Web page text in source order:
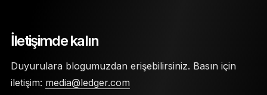
ve coin’lerinizi harcayamaz, çekemez ya da
24 kelimelik kurtarma ifadesi gerekir.
İletişimde kalın
Duyurulara blogumuzdan erişebilirsiniz. Basın için
iletişim: media@ledger.com